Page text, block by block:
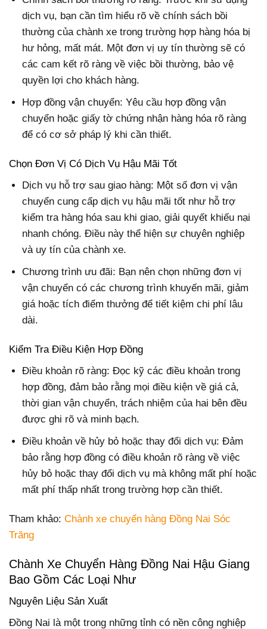
dịch vụ, bạn cần tìm hiểu rõ về chính sách bồi
thường của chành xe trong trường hợp hàng hóa bị
hư hỏng, mất mát. Một đơn vị uy tín thường sẽ có
các cam kết rõ ràng về việc bồi thường, bảo vệ
quyền lợi cho khách hàng.
Hợp đồng vận chuyển: Yêu cầu hợp đồng vận
chuyển hoặc giấy tờ chứng nhận hàng hóa rõ ràng
để có cơ sở pháp lý khi cần thiết.
Chọn Đơn Vị Có Dịch Vụ Hậu Mãi Tốt
Dịch vụ hỗ trợ sau giao hàng: Một số đơn vị vận
chuyển cung cấp dịch vụ hậu mãi tốt như hỗ trợ
kiểm tra hàng hóa sau khi giao, giải quyết khiếu nại
nhanh chóng. Điều này thể hiện sự chuyên nghiệp
và uy tín của chành xe.
Chương trình ưu đãi: Bạn nên chọn những đơn vị
vận chuyển có các chương trình khuyến mãi, giảm
giá hoặc tích điểm thưởng để tiết kiệm chi phí lâu
dài.
Kiểm Tra Điều Kiện Hợp Đồng
Điều khoản rõ ràng: Đọc kỹ các điều khoản trong
hợp đồng, đảm bảo rằng mọi điều kiện về giá cả,
thời gian vận chuyển, trách nhiệm của hai bên đều
được ghi rõ và minh bạch.
Điều khoản về hủy bỏ hoặc thay đổi dịch vụ: Đảm
bảo rằng hợp đồng có điều khoản rõ ràng về việc
hủy bỏ hoặc thay đổi dịch vụ mà không mất phí hoặc
mất phí thấp nhất trong trường hợp cần thiết.
Tham khảo: Chành xe chuyển hàng Đồng Nai Sóc
Trăng
Chành Xe Chuyển Hàng Đồng Nai Hậu Giang
Bao Gồm Các Loại Như
Nguyên Liệu Sản Xuất
Đồng Nai là một trong những tỉnh có nền công nghiệp